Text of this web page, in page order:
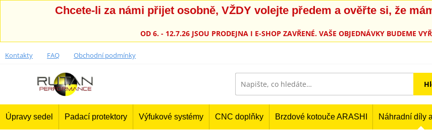
Chcete-li za námi přijet osobně, VŽDY volejte předem a ověřte si, že
OD 6. - 12.7.26 JSOU PRODEJNA I E-SHOP ZAVŘENÉ. VAŠE OBJEDNÁVKY BUDEME
Kontakty FAQ Obchodní podmínky
Úpravy sedel Padací protektory Výfukové systémy CNC doplňky Brzdové kotouče ARASHI Náhradní díly